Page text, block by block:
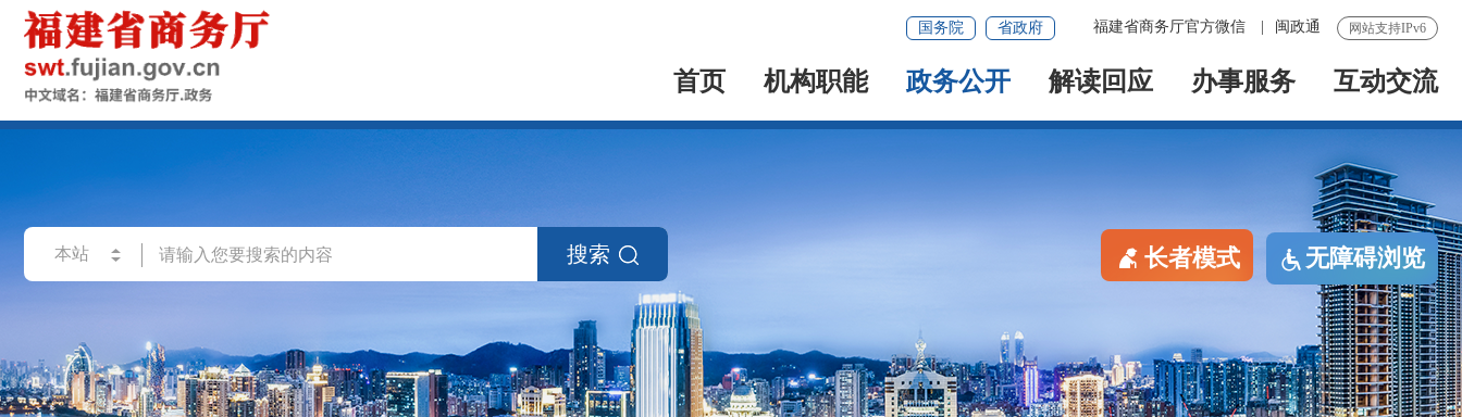
网站支持IPv6
福建省商务厅官方微信 闽政通
国务院 省政府
首页 机构职能 政务公开 解读回应 办事服务 互动交流
搜索 长者模式 无障碍浏览